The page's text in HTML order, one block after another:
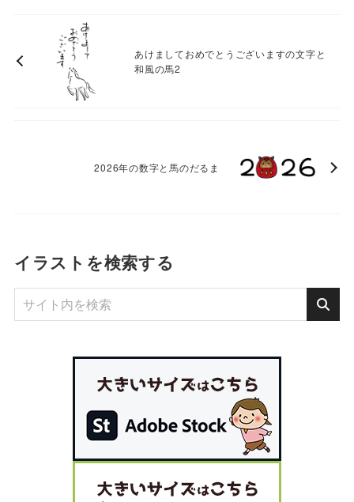
あけましておめでとうございますの文字と
和風の馬2
2026年の数字と馬のだるま
イラストを検索する